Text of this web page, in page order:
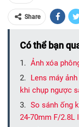
Share
Có thể bạn
Ảnh xóa
Lens máy
khi chụp ngược
So sánh ống
24-70mm F/2.8L II